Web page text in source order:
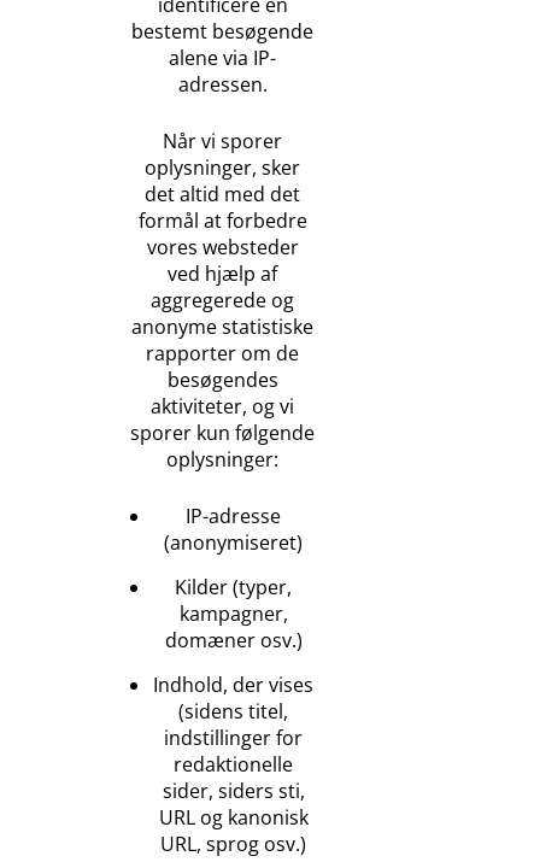
bestemt besøgende
alene via IP-
adressen.
Når vi sporer
oplysninger, sker
det altid med det
formål at forbedre
vores websteder
ved hjælp af
aggregerede og
anonyme statistiske
rapporter om de
besøgendes
aktiviteter, og vi
sporer kun følgende
oplysninger:
IP-adresse
(anonymiseret)
Kilder (typer,
kampagner,
domæner osv.)
Indhold, der vises
(sidens titel,
indstillinger for
redaktionelle
sider, siders sti,
URL og kanonisk
URL, sprog osv.)